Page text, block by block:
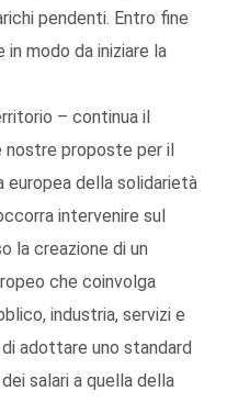
pendenti. Entro fine
modo da iniziare la
– continua il
proposte per il
europea della solidarietà
intervenire sul
la creazione di un
che coinvolga
industria, servizi e
adottare uno standard
salari a quella della